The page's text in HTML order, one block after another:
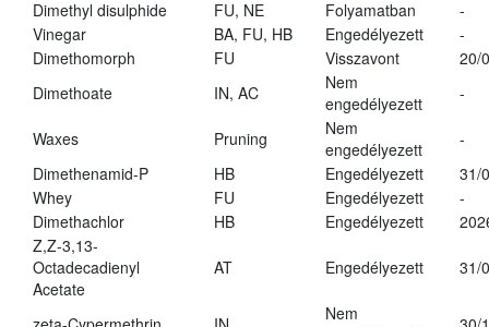
Dimethyl disulphide FU, NE Folyamatban
-
Vinegar
BA, FU, HB Engedélyezett
-
Dimethomorph
FU Visszavont
20/
Dimethoate
IN, AC
Nem
engedélyezett
-
Waxes Pruning
Nem
engedélyezett
-
Dimethenamid-P
HB Engedélyezett
31/
Whey
FU Engedélyezett
-
Dimethachlor
HB Engedélyezett
Z,Z-3,13-
Octadecadienyl
Acetate
AT Engedélyezett 31/
Nem